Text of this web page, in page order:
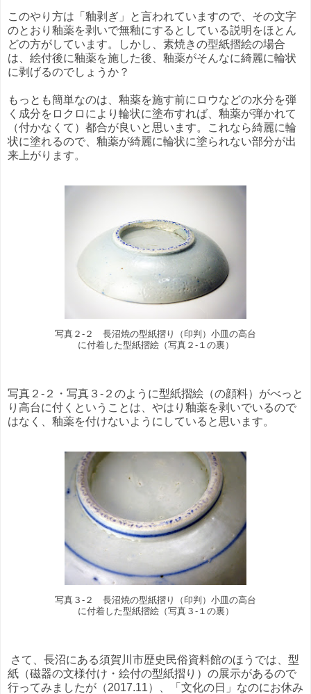
このやり方は「釉剥ぎ」と言われていますので、その文字
のとおり釉薬を剥いで無釉にするとしている説明をほとん
どの方がしています。しかし、素焼きの型紙摺絵の場合
は、絵付後に釉薬を施した後、釉薬がそんなに綺麗に輪状
に剥げるのでしょうか？
もっとも簡単なのは、釉薬を施す前にロウなどの水分を弾
く成分をロクロにより輪状に塗布すれば、釉薬が弾かれて
（付かなくて）都合が良いと思います。これなら綺麗に輪
状に塗れるので、釉薬が綺麗に輪状に塗られない部分が出
来上がります。
写真２-２ 長沼焼の型紙摺り（印判）小皿の高台
に付着した型紙摺絵（写真２-１の裏）
写真２-２・写真３-２のように型紙摺絵（の顔料）がべっと
り高台に付くということは、やはり釉薬を剥いでいるので
はなく、釉薬を付けないようにしていると思います。
写真３-２ 長沼焼の型紙摺り（印判）小皿の高台
に付着した型紙摺絵（写真３-１の裏）
さて、長沼にある須賀川市歴史民俗資料館のほうでは、型
紙（磁器の文様付け・絵付の型紙摺り）の展示があるので
行ってみましたが（2017.11）、「文化の日」なのにお休み